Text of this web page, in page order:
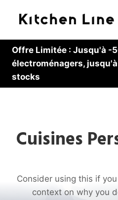
Offre Limitée : Jusqu'à -
électroménagers,
stocks
Cuisines
Consider using this if
context on why you